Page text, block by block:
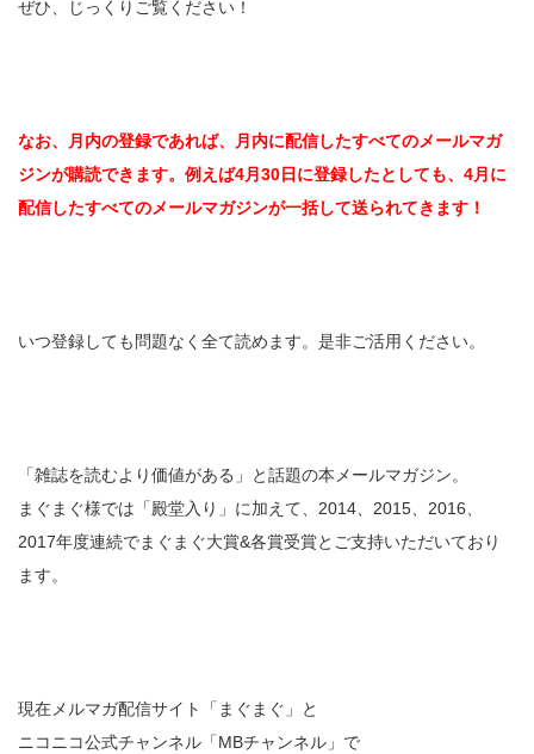
ぜひ、じっくりご覧ください！
なお、月内の登録であれば、月内に配信したすべてのメールマガ
ジンが購読できます。例えば4月30日に登録したとしても、4月に
配信したすべてのメールマガジンが一括して送られてきます！
いつ登録しても問題なく全て読めます。是非ご活用ください。
「雑誌を読むより価値がある」と話題の本メールマガジン。
まぐまぐ様では「殿堂入り」に加えて、2014、2015、2016、
2017年度連続でまぐまぐ大賞&各賞受賞とご支持いただいており
ます。
現在メルマガ配信サイト「まぐまぐ」と
ニコニコ公式チャンネル「MBチャンネル」で